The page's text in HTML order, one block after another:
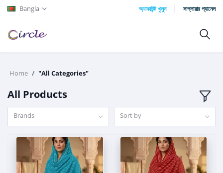
Bangla অ্যাকাউন্ট খুলুন সাপ্লায়ার প্যানেল
Home "All Categories"
All Products
Brands Sort by